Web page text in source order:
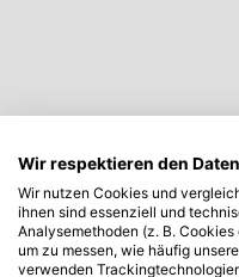
Wir respektieren den
Wir nutzen Cookies und
ihnen sind essenziell und
Analysemethoden (z. B.
um zu messen, wie häufig
verwenden